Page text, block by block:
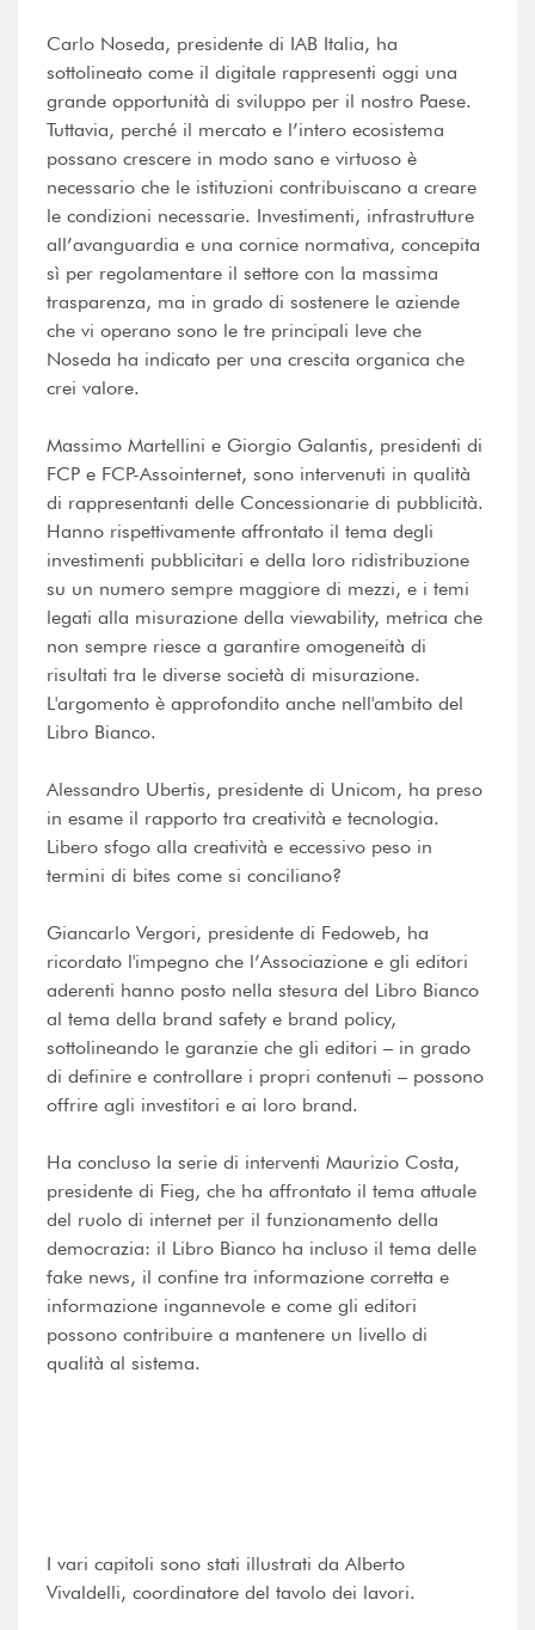
Carlo Noseda, presidente di IAB Italia, ha
sottolineato come il digitale rappresenti oggi una
grande opportunità di sviluppo per il nostro Paese.
Tuttavia, perché il mercato e l’intero ecosistema
possano crescere in modo sano e virtuoso è
necessario che le istituzioni contribuiscano a creare
le condizioni necessarie. Investimenti, infrastrutture
all’avanguardia e una cornice normativa, concepita
sì per regolamentare il settore con la massima
trasparenza, ma in grado di sostenere le aziende
che vi operano sono le tre principali leve che
Noseda ha indicato per una crescita organica che
crei valore.
Massimo Martellini e Giorgio Galantis, presidenti di
FCP e FCP-Assointernet, sono intervenuti in qualità
di rappresentanti delle Concessionarie di pubblicità.
Hanno rispettivamente affrontato il tema degli
investimenti pubblicitari e della loro ridistribuzione
su un numero sempre maggiore di mezzi, e i temi
legati alla misurazione della viewability, metrica che
non sempre riesce a garantire omogeneità di
risultati tra le diverse società di misurazione.
L'argomento è approfondito anche nell'ambito del
Libro Bianco.
Alessandro Ubertis, presidente di Unicom, ha preso
in esame il rapporto tra creatività e tecnologia.
Libero sfogo alla creatività e eccessivo peso in
termini di bites come si conciliano?
Giancarlo Vergori, presidente di Fedoweb, ha
ricordato l'impegno che l’Associazione e gli editori
aderenti hanno posto nella stesura del Libro Bianco
al tema della brand safety e brand policy,
sottolineando le garanzie che gli editori – in grado
di definire e controllare i propri contenuti – possono
offrire agli investitori e ai loro brand.
Ha concluso la serie di interventi Maurizio Costa,
presidente di Fieg, che ha affrontato il tema attuale
del ruolo di internet per il funzionamento della
democrazia: il Libro Bianco ha incluso il tema delle
fake news, il confine tra informazione corretta e
informazione ingannevole e come gli editori
possono contribuire a mantenere un livello di
qualità al sistema.
I vari capitoli sono stati illustrati da Alberto
Vivaldelli, coordinatore del tavolo dei lavori.